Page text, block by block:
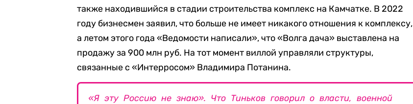
также находившийся в стадии строительства комплекс на Камчатке. В 2022
году бизнесмен заявил, что больше не имеет никакого отношения к комплексу,
а летом этого года «Ведомости написали», что «Волга дача» выставлена на
продажу за 900 млн руб. На тот момент виллой управляли структуры,
связанные с «Интерросом» Владимира Потанина.
«Я эту Россию не знаю». Что Тиньков говорил о власти, военной